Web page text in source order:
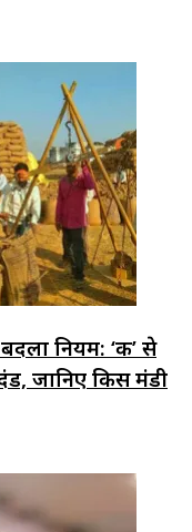
नियम: ‘क’ से
जानिए किस मंडी